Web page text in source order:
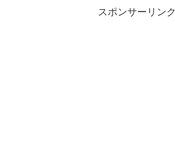
スポンサーリンク